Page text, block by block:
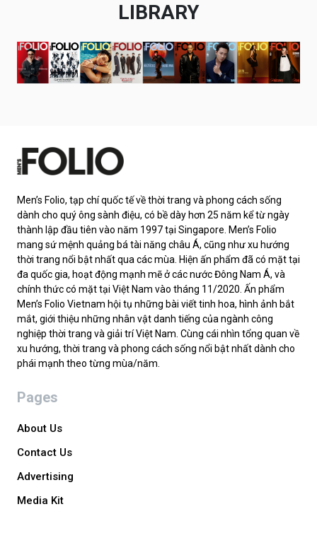
LIBRARY
Men’s Folio, tạp chí quốc tế về thời trang và phong cách sống
dành cho quý ông sành điệu, có bề dày hơn 25 năm kể từ ngày
thành lập đầu tiên vào năm 1997 tại Singapore. Men’s Folio
mang sứ mệnh quảng bá tài năng châu Á, cũng như xu hướng
thời trang nổi bật nhất qua các mùa. Hiện ấn phẩm đã có mặt tại
đa quốc gia, hoạt động mạnh mẽ ở các nước Đông Nam Á, và
chính thức có mặt tại Việt Nam vào tháng 11/2020. Ấn phẩm
Men’s Folio Vietnam hội tụ những bài viết tinh hoa, hình ảnh bắt
mắt, giới thiệu những nhân vật danh tiếng của ngành công
nghiệp thời trang và giải trí Việt Nam. Cùng cái nhìn tổng quan về
xu hướng, thời trang và phong cách sống nổi bật nhất dành cho
phái mạnh theo từng mùa/năm.
Pages
About Us
Contact Us
Advertising
Media Kit